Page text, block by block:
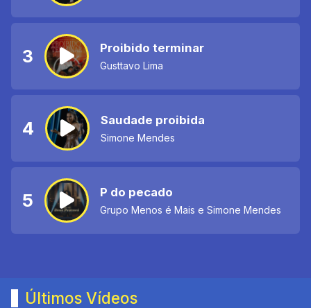
3 Proibido terminar
Gusttavo Lima
4 Saudade proibida
Simone Mendes
5 P do pecado
Grupo Menos é Mais e Simone Mendes
Últimos Vídeos